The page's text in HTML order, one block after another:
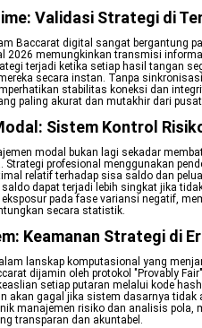
Validasi Strategi di
Baccarat digital sangat bergantung
2026 memungkinkan transmisi
terjadi ketika setiap hasil tangan
secara instan. Tanpa
stabilitas koneksi dan
paling akurat dan mutakhir dari
Sistem Kontrol
modal bukan lagi sekadar
profesional menggunakan
relatif terhadap sisa saldo dan
dapat terjadi lebih singkat jika
pada fase variansi negatif,
secara statistik.
Keamanan Strategi di
lanskap komputasional yang
dijamin oleh protokol "Provably
setiap putaran melalui kode
akan gagal jika sistem dasarnya
manajemen risiko dan analisis
transparan dan akuntabel.